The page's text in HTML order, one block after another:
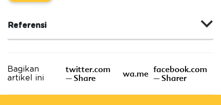
Referensi
Bagikan
artikel ini
twitter.com
– Share
wa.me facebook.com
– Sharer